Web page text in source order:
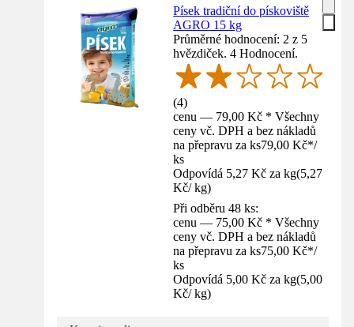
Písek tradiční do pískoviště
AGRO 15 kg
Průměrné hodnocení: 2 z 5
hvězdiček. 4 Hodnocení.
(4)
cenu — 79,00 Kč * Všechny
ceny vč. DPH a bez nákladů
na přepravu za ks79,00 Kč*/
ks
Odpovídá 5,27 Kč za kg(5,27
Kč/ kg)
Při odběru 48 ks:
cenu — 75,00 Kč * Všechny
ceny vč. DPH a bez nákladů
na přepravu za ks75,00 Kč*/
ks
Odpovídá 5,00 Kč za kg(5,00
Kč/ kg)